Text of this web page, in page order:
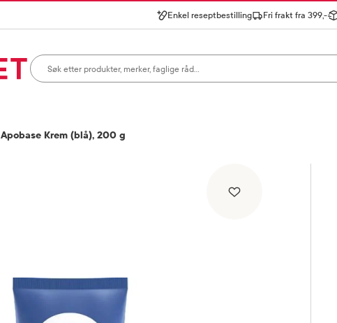
Enkel reseptbestilling Fri frakt fra 399,-
Søk i apotek
Apobase Krem (blå), 200 g